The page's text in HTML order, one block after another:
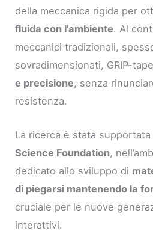
della meccanica rigida per
fluida con l’ambiente. Al
meccanici tradizionali,
sovradimensionati, GRIP-
e precisione, senza
resistenza.
La ricerca è stata supportata
Science Foundation,
dedicato allo sviluppo di
di piegarsi mantenendo la
cruciale per le nuove
interattivi.